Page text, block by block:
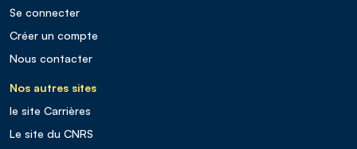
Se connecter
Créer un compte
Nous contacter
Nos autres sites
le site Carrières
Le site du CNRS